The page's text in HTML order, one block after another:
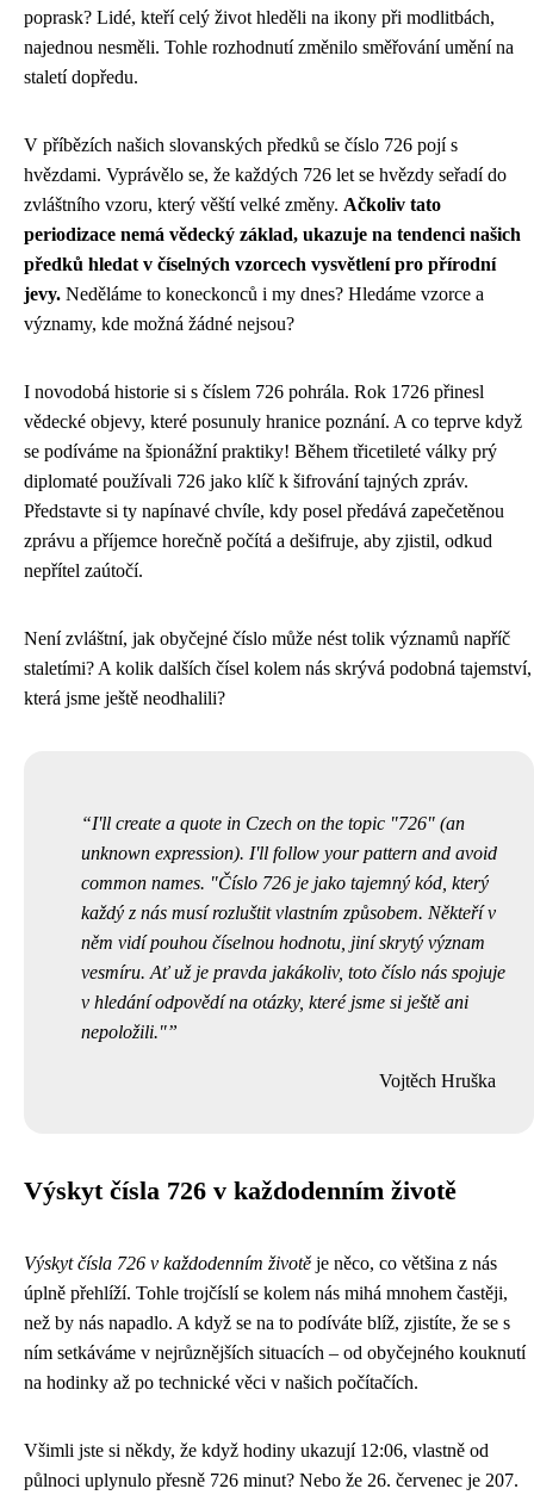
poprask? Lidé, kteří celý život hleděli na ikony při modlitbách,
najednou nesměli. Tohle rozhodnutí změnilo směřování umění na
staletí dopředu.
V příbězích našich slovanských předků se číslo 726 pojí s
hvězdami. Vyprávělo se, že každých 726 let se hvězdy seřadí do
zvláštního vzoru, který věští velké změny. Ačkoliv tato
periodizace nemá vědecký základ, ukazuje na tendenci našich
předků hledat v číselných vzorcech vysvětlení pro přírodní
jevy. Neděláme to koneckonců i my dnes? Hledáme vzorce a
významy, kde možná žádné nejsou?
I novodobá historie si s číslem 726 pohrála. Rok 1726 přinesl
vědecké objevy, které posunuly hranice poznání. A co teprve když
se podíváme na špionážní praktiky! Během třicetileté války prý
diplomaté používali 726 jako klíč k šifrování tajných zpráv.
Představte si ty napínavé chvíle, kdy posel předává zapečetěnou
zprávu a příjemce horečně počítá a dešifruje, aby zjistil, odkud
nepřítel zaútočí.
Není zvláštní, jak obyčejné číslo může nést tolik významů napříč
staletími? A kolik dalších čísel kolem nás skrývá podobná tajemství,
která jsme ještě neodhalili?
I'll create a quote in Czech on the topic "726" (an
unknown expression). I'll follow your pattern and avoid
common names. "Číslo 726 je jako tajemný kód, který
každý z nás musí rozluštit vlastním způsobem. Někteří v
něm vidí pouhou číselnou hodnotu, jiní skrytý význam
vesmíru. Ať už je pravda jakákoliv, toto číslo nás spojuje
v hledání odpovědí na otázky, které jsme si ještě ani
nepoložili."
Vojtěch Hruška
Výskyt čísla 726 v každodenním životě
Výskyt čísla 726 v každodenním životě je něco, co většina z nás
úplně přehlíží. Tohle trojčíslí se kolem nás mihá mnohem častěji,
než by nás napadlo. A když se na to podíváte blíž, zjistíte, že se s
ním setkáváme v nejrůznějších situacích – od obyčejného kouknutí
na hodinky až po technické věci v našich počítačích.
Všimli jste si někdy, že když hodiny ukazují 12:06, vlastně od
půlnoci uplynulo přesně 726 minut? Nebo že 26. červenec je 207.